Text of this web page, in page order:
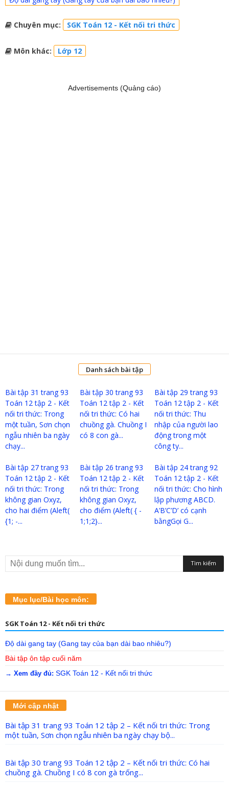
Chuyên mục: SGK Toán 12 - Kết nối tri thức
Môn khác: Lớp 12
Advertisements (Quảng cáo)
Danh sách bài tập
Bài tập 31 trang 93
Toán 12 tập 2 - Kết
nối tri thức: Trong
một tuần, Sơn chọn
ngẫu nhiên ba ngày
chạy...
Bài tập 30 trang 93
Toán 12 tập 2 - Kết
nối tri thức: Có hai
chuồng gà. Chuồng I
có 8 con gà...
Bài tập 29 trang 93
Toán 12 tập 2 - Kết
nối tri thức: Thu
nhập của người lao
động trong một
công ty...
Bài tập 27 trang 93
Toán 12 tập 2 - Kết
nối tri thức: Trong
không gian Oxyz,
cho hai điểm (Aleft(
{1; -...
Bài tập 26 trang 93
Toán 12 tập 2 - Kết
nối tri thức: Trong
không gian Oxyz,
cho điểm (Aleft( { -
1;1;2}...
Bài tập 24 trang 92
Toán 12 tập 2 - Kết
nối tri thức: Cho hình
lập phương ABCD.
A’B’C’D’ có cạnh
bằngGọi G...
Mục lục/Bài học môn:
SGK Toán 12 - Kết nối tri thức
Độ dài gang tay (Gang tay của bạn dài bao nhiêu?)
Bài tập ôn tập cuối năm
→ Xem đầy đủ: SGK Toán 12 - Kết nối tri thức
Mới cập nhật
Bài tập 31 trang 93 Toán 12 tập 2 – Kết nối tri thức: Trong
một tuần, Sơn chọn ngẫu nhiên ba ngày chạy bộ...
Bài tập 30 trang 93 Toán 12 tập 2 – Kết nối tri thức: Có hai
chuồng gà. Chuồng I có 8 con gà trống...